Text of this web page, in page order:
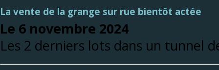
La vente de la grange sur rue bientôt actée
Le 6 novembre 2024
Les 2 derniers lots dans un tunnel